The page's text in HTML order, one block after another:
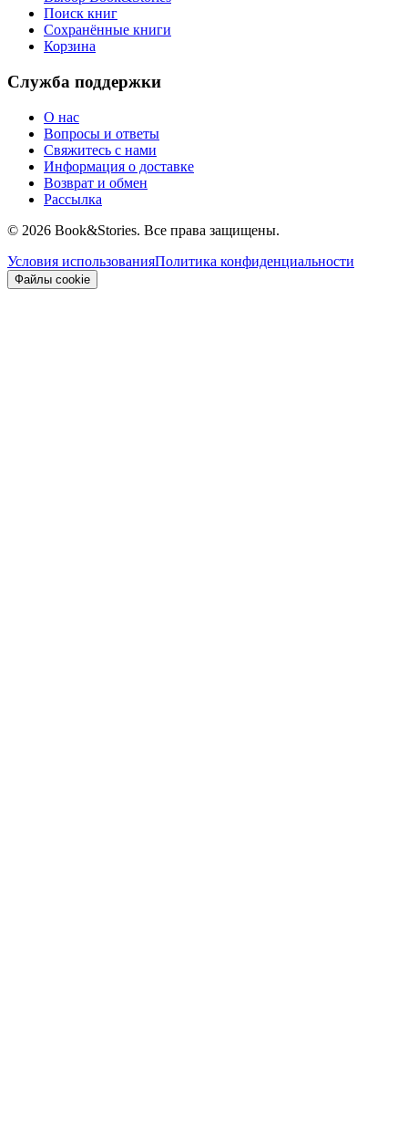
Поиск книг
Сохранённые книги
Корзина
Служба поддержки
О нас
Вопросы и ответы
Свяжитесь с нами
Информация о доставке
Возврат и обмен
Рассылка
© 2026 Book&Stories. Все права защищены.
Условия использованияПолитика конфиденциальности
Файлы cookie